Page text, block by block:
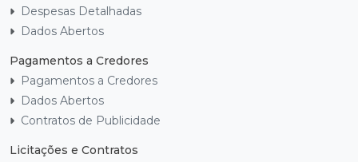
Despesas Detalhadas
Dados Abertos
Pagamentos a Credores
Pagamentos a Credores
Dados Abertos
Contratos de Publicidade
Licitações e Contratos